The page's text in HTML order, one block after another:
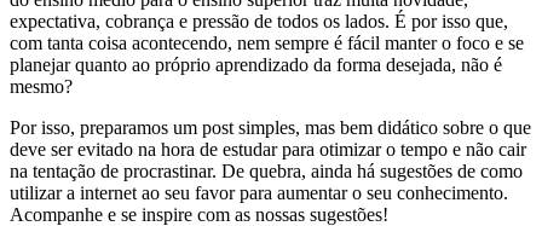
expectativa, cobrança e pressão de todos os lados. É por isso que,
com tanta coisa acontecendo, nem sempre é fácil manter o foco e se
planejar quanto ao próprio aprendizado da forma desejada, não é
mesmo?
Por isso, preparamos um post simples, mas bem didático sobre o que
deve ser evitado na hora de estudar para otimizar o tempo e não cair
na tentação de procrastinar. De quebra, ainda há sugestões de como
utilizar a internet ao seu favor para aumentar o seu conhecimento.
Acompanhe e se inspire com as nossas sugestões!